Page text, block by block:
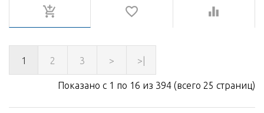
1 2 3 > >|
Показано с 1 по 16 из 394 (всего 25 страниц)